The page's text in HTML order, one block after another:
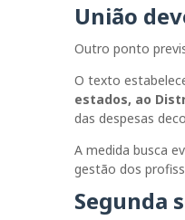
União
Outro ponto
O texto
estados, ao
das despesas
A medida busca
gestão dos
Segunda